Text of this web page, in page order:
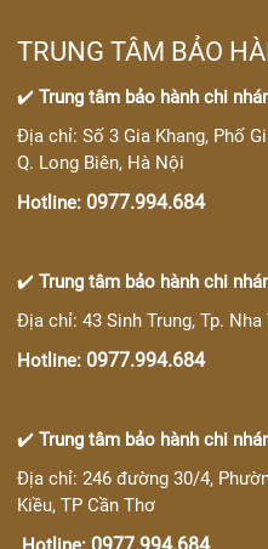
TRUNG TÂM BẢO
✔️Trung tâm bảo hành chi
Địa chỉ: Số 3 Gia Khang, Phố
Q. Long Biên, Hà Nội
Hotline: 0977.994.684
✔️Trung tâm bảo hành chi
Địa chỉ: 43 Sinh Trung, Tp.
Hotline: 0977.994.684
✔️Trung tâm bảo hành chi
Địa chỉ: 246 đường 30/4,
Kiều, TP Cần Thơ